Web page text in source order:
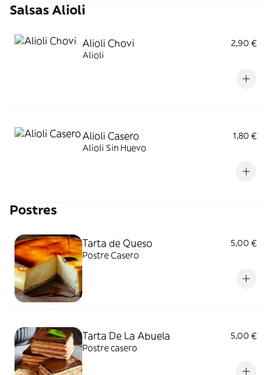
Salsas Alioli
Alioli Chovi
2,90 €
Alioli
Alioli Casero
1,80 €
Alioli Sin Huevo
Postres
Tarta de Queso
5,00 €
Postre Casero
Tarta De La Abuela
5,00 €
Postre casero